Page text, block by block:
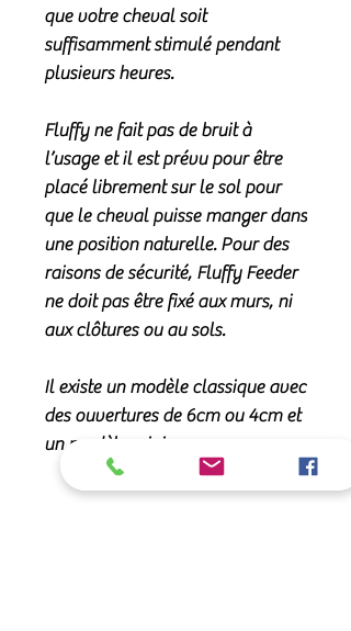
que votre cheval soit
suffisamment stimulé pendant
plusieurs heures.
Fluffy ne fait pas de bruit à
l’usage et il est prévu pour être
placé librement sur le sol pour
que le cheval puisse manger dans
une position naturelle. Pour des
raisons de sécurité, Fluffy Feeder
ne doit pas être fixé aux murs, ni
aux clôtures ou au sols.
Il existe un modèle classique avec
des ouvertures de 6cm ou 4cm et
un modèle mini.